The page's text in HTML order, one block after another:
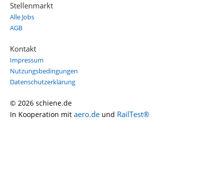
Stellenmarkt
Alle Jobs
AGB
Kontakt
Impressum
Nutzungsbedingungen
Datenschutzerklärung
© 2026 schiene.de
In Kooperation mit aero.de und RailTest®